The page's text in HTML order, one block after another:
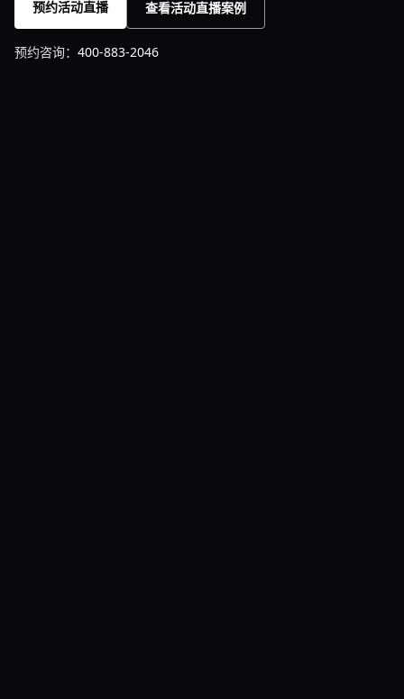
预约活动直播 查看活动直播案例
预约咨询： 400-883-2046